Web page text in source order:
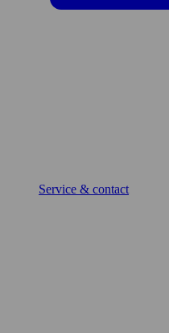
Service & contact